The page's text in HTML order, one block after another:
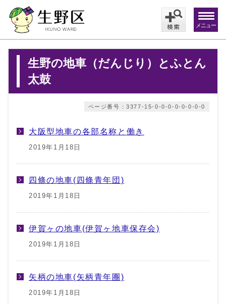
メニュー
生野の地車（だんじり）とふとん
太鼓
ページ番号：3377-15-0-0-0-0-0-0-0-0
大阪型地車の各部名称と働き
2019年1月18日
四條の地車(四條青年団)
2019年1月18日
伊賀ヶの地車(伊賀ヶ地車保存会)
2019年1月18日
矢柄の地車(矢柄青年團)
2019年1月18日